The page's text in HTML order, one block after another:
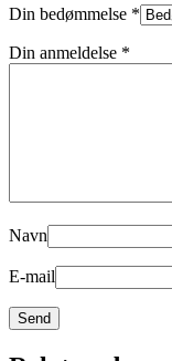
Din bedømmelse *
Din anmeldelse *
Navn
E-mail